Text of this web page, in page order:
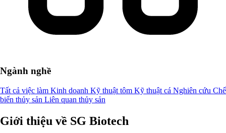
Ngành nghề
Tất cả việc làm Kinh doanh Kỹ thuật tôm Kỹ thuật cá Nghiên cứu Chế
biến thủy sản Liên quan thủy sản
Giới thiệu về SG Biotech